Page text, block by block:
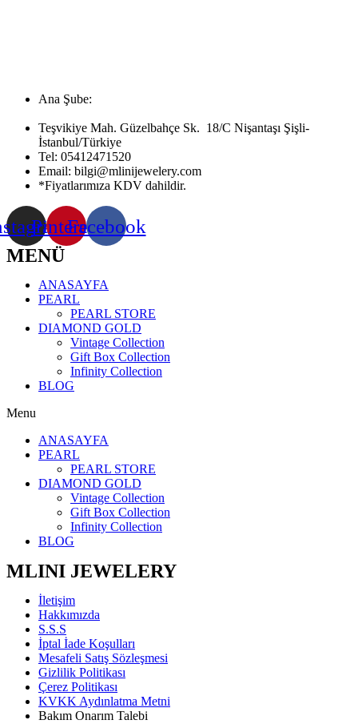
Ana Şube:
Teşvikiye Mah. Güzelbahçe Sk. 18/C Nişantaşı Şişli-
İstanbul/Türkiye
Tel: 05412471520
Email: bilgi@mlinijewelery.com
*Fiyatlarımıza KDV dahildir.
PinterestFacebook
MENÜ
ANASAYFA
PEARL
PEARL STORE
DIAMOND GOLD
Vintage Collection
Gift Box Collection
Infinity Collection
BLOG
Menu
ANASAYFA
PEARL
PEARL STORE
DIAMOND GOLD
Vintage Collection
Gift Box Collection
Infinity Collection
BLOG
MLINI JEWELERY
İletişim
Hakkımızda
S.S.S
İptal İade Koşulları
Mesafeli Satış Sözleşmesi
Gizlilik Politikası
Çerez Politikası
KVKK Aydınlatma Metni
Bakım Onarım Talebi